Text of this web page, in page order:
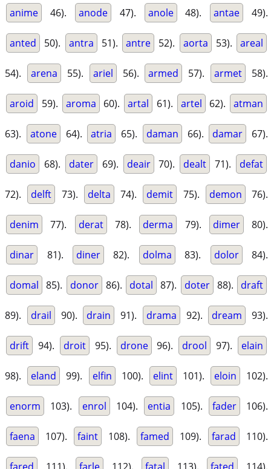
anime 46). anode 47). anole 48). antae 49).
anted 50). antra 51). antre 52). aorta 53). areal
54). arena 55). ariel 56). armed 57). armet 58).
aroid 59). aroma 60). artal 61). artel 62). atman
63). atone 64). atria 65). daman 66). damar 67).
danio 68). dater 69). deair 70). dealt 71). defat
72). delft 73). delta 74). demit 75). demon 76).
denim 77). derat 78). derma 79). dimer 80).
dinar 81). diner 82). dolma 83). dolor 84).
domal 85). donor 86). dotal 87). doter 88). draft
89). drail 90). drain 91). drama 92). dream 93).
drift 94). droit 95). drone 96). drool 97). elain
98). eland 99). elfin 100). elint 101). eloin 102).
enorm 103). enrol 104). entia 105). fader 106).
faena 107). faint 108). famed 109). farad 110).